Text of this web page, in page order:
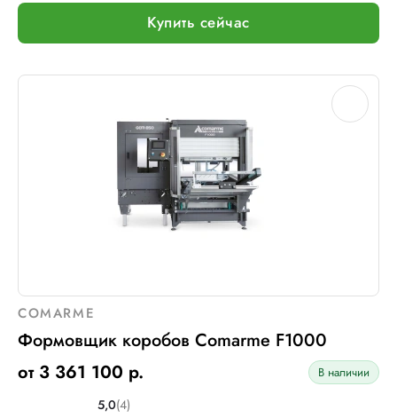
Купить сейчас
COMARME
Формовщик коробов Comarme F1000
от 3 361 100 р.
В наличии
5,0(4)